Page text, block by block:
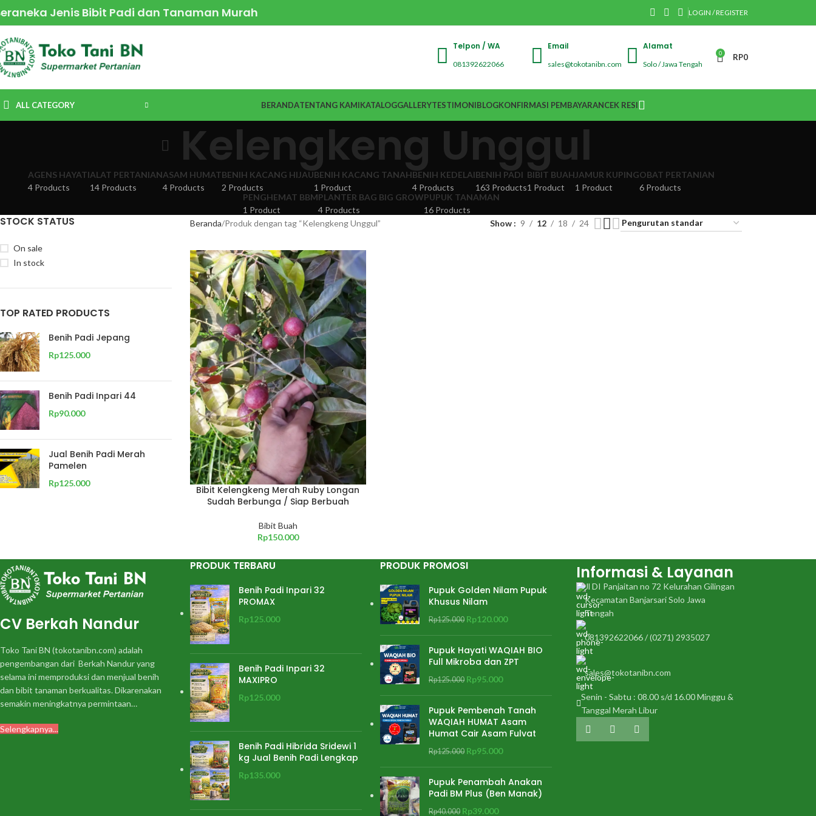
Jenis Bibit Padi dan Tanaman Murah LOGIN / REGISTER
Telpon / WA
081392622066
Email
sales@tokotanibn.com
Alamat
Solo / Jawa Tengah
0 RP0
ALL CATEGORY BERANDATENTANG KAMIKATALOGGALLERYTESTIMONIBLOGKONFIRMASI PEMBAYARANCEK RESI
Kelengkeng Unggul
AGENS HAYATI
4 Products
ALAT PERTANIAN
14 Products
ASAM HUMAT
4 Products
BENIH KACANG HIJAU
2 Products
BENIH KACANG TANAH
1 Product
BENIH KEDELAI
4 Products
BENIH PADI
163 Products
BIBIT BUAH
1 Product
JAMUR KUPING
1 Product
OBAT PERTANIAN
6 Products
PENGHEMAT BBM
1 Product
PLANTER BAG BIG GROW
4 Products
PUPUK TANAMAN
16 Products
STOCK STATUS
On sale
In stock
TOP RATED PRODUCTS
Benih Padi Jepang
Rp125.000
Benih Padi Inpari 44
Rp90.000
Jual Benih Padi Merah
Pamelen
Rp125.000
Beranda Produk dengan tag “Kelengkeng Unggul” Show 9 12 18 24
Bibit Kelengkeng Merah Ruby Longan
Sudah Berbunga / Siap Berbuah
Bibit Buah
Rp150.000
CV Berkah Nandur
Toko Tani BN (tokotanibn.com) adalah
pengembangan dari Berkah Nandur yang
selama ini memproduksi dan menjual benih
dan bibit tanaman berkualitas. Dikarenakan
semakin meningkatnya permintaan…
Selengkapnya...
PRODUK TERBARU
Benih Padi Inpari 32
PROMAX
Rp125.000
Benih Padi Inpari 32
MAXIPRO
Rp125.000
Benih Padi Hibrida Sridewi 1
kg Jual Benih Padi Lengkap
Rp135.000
PRODUK PROMOSI
Pupuk Golden Nilam Pupuk
Khusus Nilam
Rp125.000 Rp120.000
Pupuk Hayati WAQIAH BIO
Full Mikroba dan ZPT
Rp125.000 Rp95.000
Pupuk Pembenah Tanah
WAQIAH HUMAT Asam
Humat Cair Asam Fulvat
Rp125.000 Rp95.000
Pupuk Penambah Anakan
Padi BM Plus (Ben Manak)
Rp40.000 Rp39.000
Informasi & Layanan
Jl DI Panjaitan no 72 Kelurahan Gilingan
Kecamatan Banjarsari Solo Jawa
Tengah
081392622066 / (0271) 2935027
sales@tokotanibn.com
Senin - Sabtu : 08.00 s/d 16.00 Minggu &
Tanggal Merah Libur